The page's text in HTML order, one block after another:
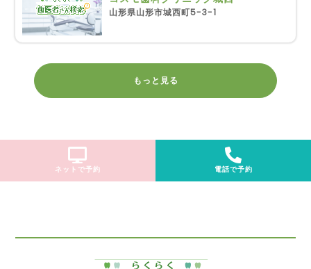
山形県山形市城西町5-3-1
もっと見る
ネットで予約 電話で予約